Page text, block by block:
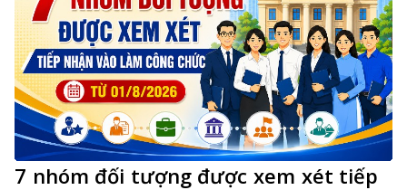
7 nhóm đối tượng được xem xét tiếp